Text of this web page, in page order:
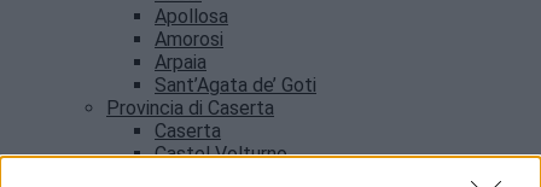
Apollosa
Amorosi
Arpaia
Sant’Agata de’ Goti
Provincia di Caserta
Caserta
Castel Volturno